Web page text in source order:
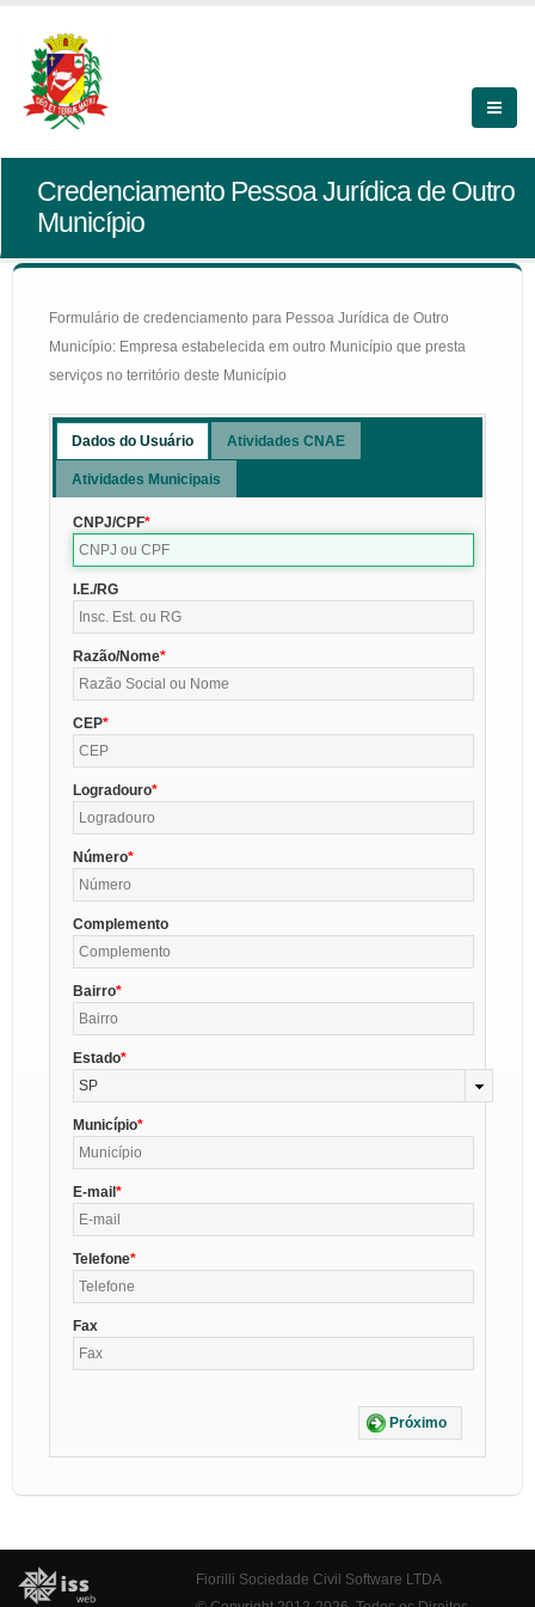
Credenciamento Pessoa Jurídica de Outro
Município
Formulário de credenciamento para Pessoa Jurídica de Outro
Município: Empresa estabelecida em outro Município que presta
serviços no território deste Município
Dados do Usuário Atividades CNAE
Atividades Municipais
CNPJ/CPF
I.E./RG
Razão/Nome
CEP
Logradouro
Número
Complemento
Bairro
Estado
SP
Município
E-mail
Telefone
Fax
Próximo
Fiorilli Sociedade Civil Software LTDA